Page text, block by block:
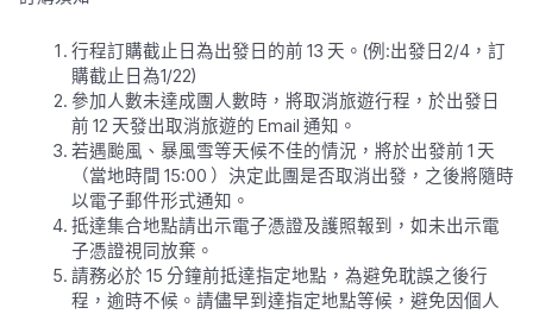
行程訂購截止日為出發日的前 13 天。(例:出發日2/4，訂
購截止日為1/22)
參加人數未達成團人數時，將取消旅遊行程，於出發日
前 12 天發出取消旅遊的 Email 通知。
若遇颱風、暴風雪等天候不佳的情況，將於出發前 1 天
（當地時間 15:00 ）決定此團是否取消出發，之後將隨時
以電子郵件形式通知。
抵達集合地點請出示電子憑證及護照報到，如未出示電
子憑證視同放棄。
請務必於 15 分鐘前抵達指定地點，為避免耽誤之後行
程，逾時不候。請儘早到達指定地點等候，避免因個人